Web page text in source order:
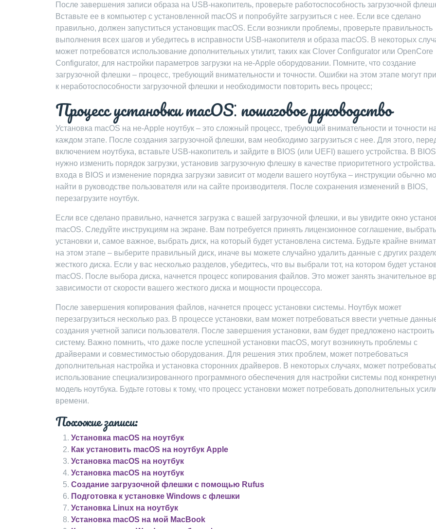
После завершения записи образа на USB-накопитель, проверьте работоспособность загрузочной
Вставьте ее в компьютер с установленной macOS и попробуйте загрузиться с нее. Если все сделано
правильно, должен запуститься установщик macOS. Если возникли проблемы, проверьте правильность
выполнения всех шагов и убедитесь в исправности USB-накопителя и образа macOS. В некоторых
может потребоватся использование дополнительных утилит, таких как Clover Configurator или OpenCore
Configurator, для настройки параметров загрузки на не-Apple оборудовании. Помните, что создание
загрузочной флешки – процесс, требующий внимательности и точности. Ошибки на этом этапе могут
к неработоспособности загрузочной флешки и необходимости повторить весь процесс;
Процесс установки macOS⁚ пошаговое руководство
Установка macOS на не-Apple ноутбук – это сложный процесс, требующий внимательности и точности
каждом этапе. После создания загрузочной флешки, вам необходимо загрузиться с нее. Для этого,
включением ноутбука, вставьте USB-накопитель и зайдите в BIOS (или UEFI) вашего устройства. В
нужно изменить порядок загрузки, установив загрузочную флешку в качестве приоритетного
входа в BIOS и изменение порядка загрузки зависит от модели вашего ноутбука – инструкции обычно
найти в руководстве пользователя или на сайте производителя. После сохранения изменений в BIOS,
перезагрузите ноутбук.
Если все сделано правильно, начнется загрузка с вашей загрузочной флешки, и вы увидите окно
macOS. Следуйте инструкциям на экране. Вам потребуется принять лицензионное соглашение,
установки и, самое важное, выбрать диск, на который будет установлена система. Будьте крайне
на этом этапе – выберите правильный диск, иначе вы можете случайно удалить данные с других
жесткого диска. Если у вас несколько разделов, убедитесь, что вы выбрали тот, на котором будет
macOS. После выбора диска, начнется процесс копирования файлов. Это может занять значительное
зависимости от скорости вашего жесткого диска и мощности процессора.
После завершения копирования файлов, начнется процесс установки системы. Ноутбук может
перезагрузиться несколько раз. В процессе установки, вам может потребоваться ввести учетные
создания учетной записи пользователя. После завершения установки, вам будет предложено настроить
систему. Важно помнить, что даже после успешной установки macOS, могут возникнуть проблемы с
драйверами и совместимостью оборудования. Для решения этих проблем, может потребоваться
дополнительная настройка и установка сторонних драйверов. В некоторых случаях, может
использование специализированного программного обеспечения для настройки системы под
модель ноутбука. Будьте готовы к тому, что процесс установки может потребовать дополнительных
времени.
Похожие записи:
Установка macOS на ноутбук
Как установить macOS на ноутбук Apple
Установка macOS на ноутбук
Установка macOS на ноутбук
Создание загрузочной флешки с помощью Rufus
Подготовка к установке Windows с флешки
Установка Linux на ноутбук
Установка macOS на мой MacBook